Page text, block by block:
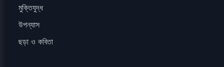
মুক্তিযুদ্ধ
উপন্যাস
ছড়া ও কবিতা